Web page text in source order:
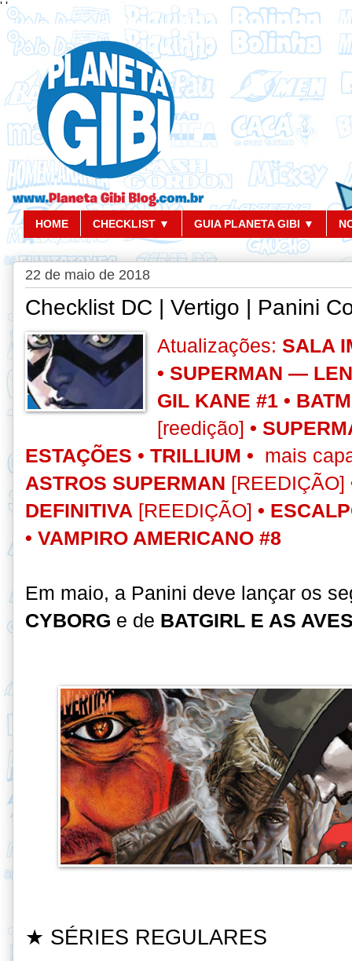
' '
HOME CHECKLIST ▼ GUIA PLANETA GIBI ▼
22 de maio de 2018
Checklist DC | Vertigo | Panini
Atualizações: SALA
• SUPERMAN —
GIL KANE #1 •
[reedição] •
ESTAÇÕES • TRILLIUM • mais
ASTROS SUPERMAN [REEDIÇÃO]
DEFINITIVA [REEDIÇÃO] •
• VAMPIRO AMERICANO #8
Em maio, a Panini deve lançar os
CYBORG e de BATGIRL E AS
★ SÉRIES REGULARES